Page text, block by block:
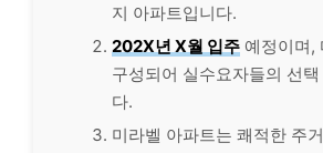
지 아파트입니다.
202X년 X월 입주 예정이며,
구성되어 실수요자들의 선
다.
미라벨 아파트는 쾌적한 주